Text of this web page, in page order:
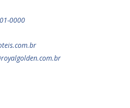
0000